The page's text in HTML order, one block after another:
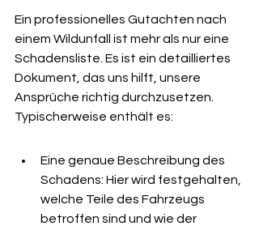
Ein professionelles Gutachten nach
einem Wildunfall ist mehr als nur eine
Schadensliste. Es ist ein detailliertes
Dokument, das uns hilft, unsere
Ansprüche richtig durchzusetzen.
Typischerweise enthält es:
Eine genaue Beschreibung des
Schadens: Hier wird festgehalten,
welche Teile des Fahrzeugs
betroffen sind und wie der